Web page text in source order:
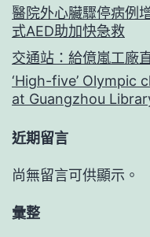
醫院外心臟驟停病例
式AED助加快急救
交通站：給億嵐工廠
‘High-five’ Olympic
at Guangzhou
近期留言
尚無留言可供顯示。
彙整